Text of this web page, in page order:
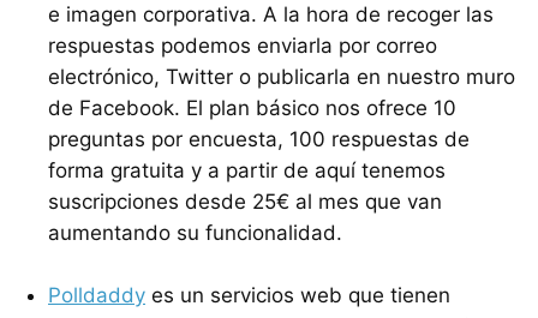
e imagen corporativa. A la hora de recoger las
respuestas podemos enviarla por correo
electrónico, Twitter o publicarla en nuestro muro
de Facebook. El plan básico nos ofrece 10
preguntas por encuesta, 100 respuestas de
forma gratuita y a partir de aquí tenemos
suscripciones desde 25€ al mes que van
aumentando su funcionalidad.
Polldaddy es un servicios web que tienen